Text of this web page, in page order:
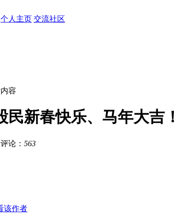
个人主页 交流社区
容
民新春快乐、马年大吉
论： 563
该作者